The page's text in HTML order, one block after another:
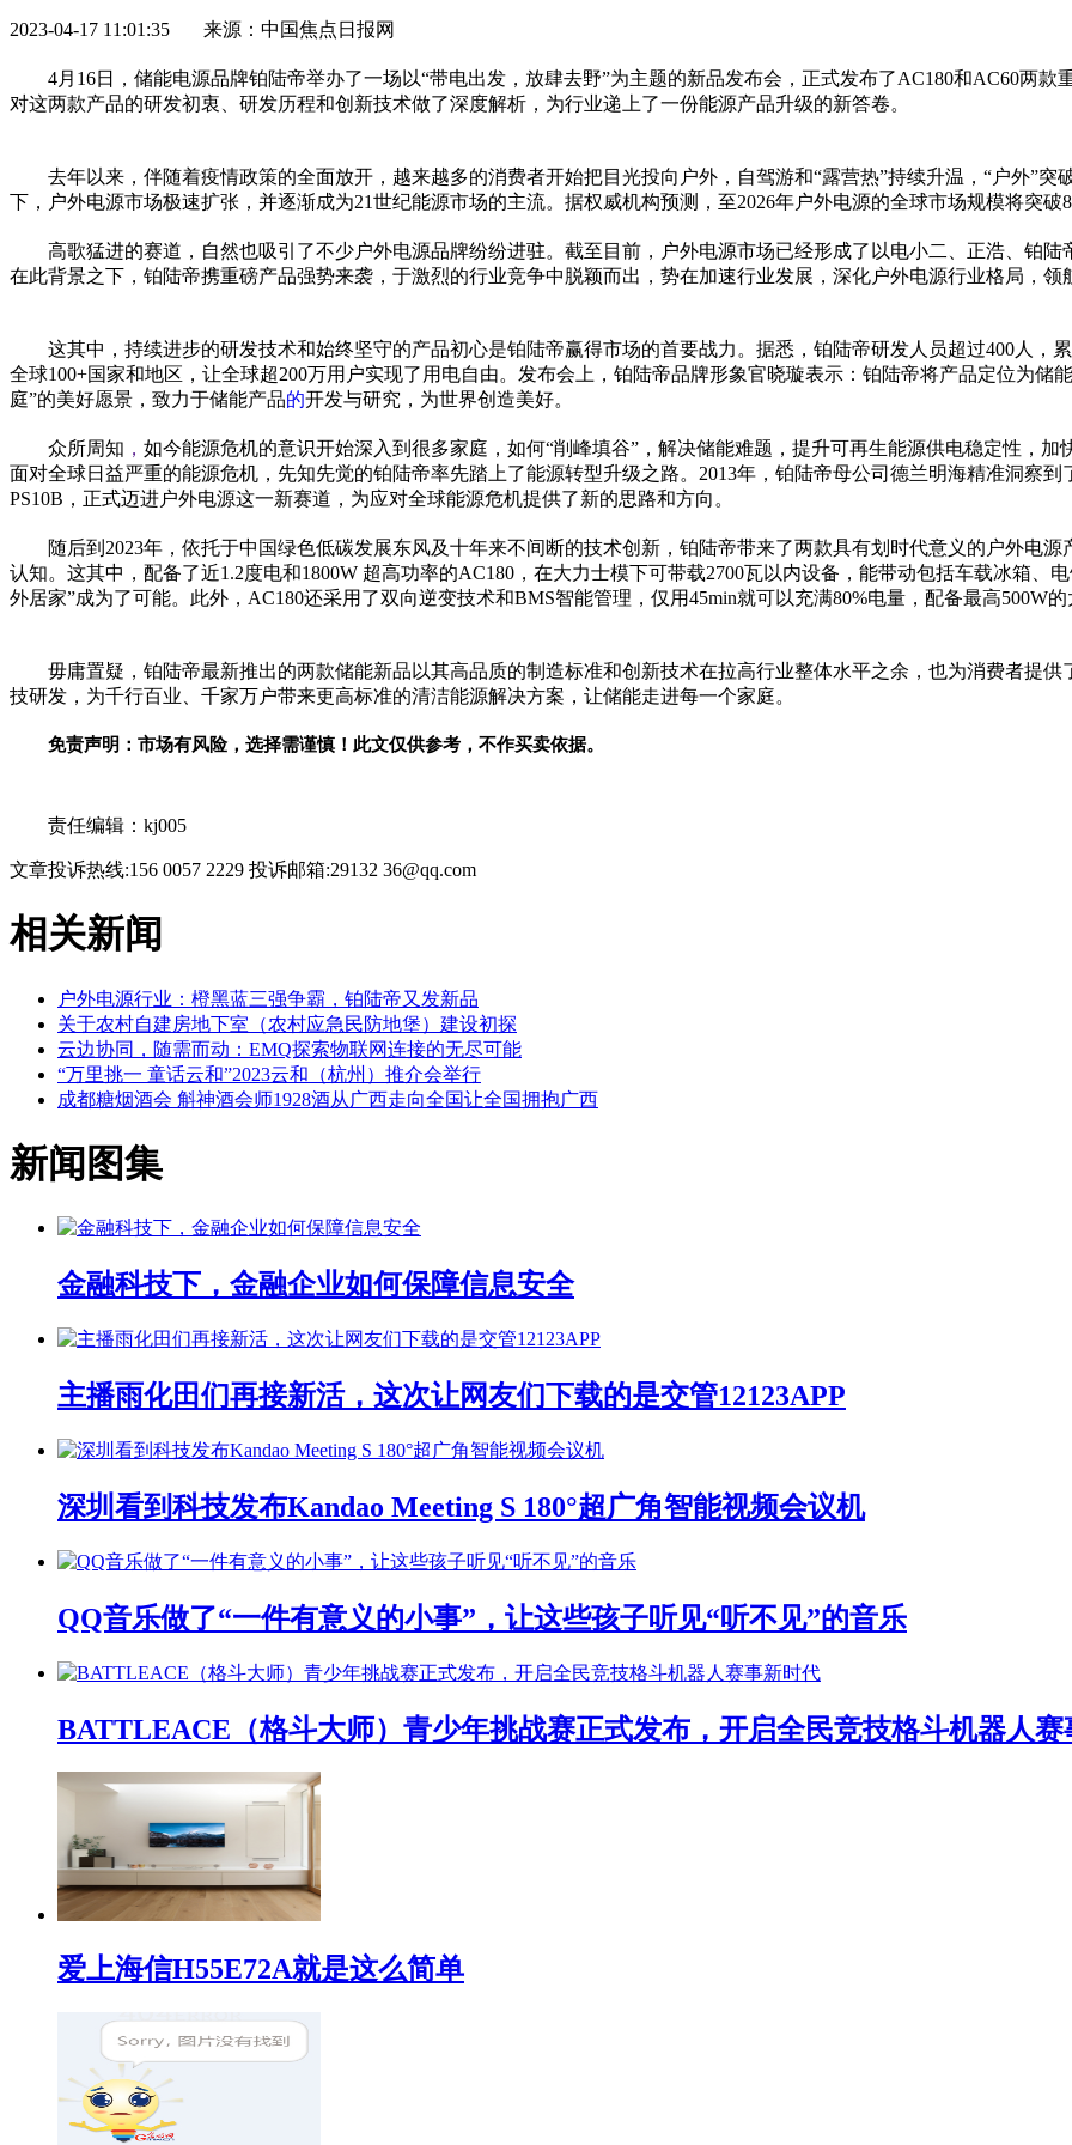
2023-04-17 11:01:35 来源：中国焦点日报网
4月16日，储能电源品牌铂陆帝举办了一场以“带电出发，放肆去野”为主题的新品发布会，正式发布了AC180和AC60两
对这两款产品的研发初衷、研发历程和创新技术做了深度解析，为行业递上了一份能源产品升级的新答卷。
去年以来，伴随着疫情政策的全面放开，越来越多的消费者开始把目光投向户外，自驾游和“露营热”持续升温，“户外”
下，户外电源市场极速扩张，并逐渐成为21世纪能源市场的主流。据权威机构预测，至2026年户外电源的全球市场规模将突破
高歌猛进的赛道，自然也吸引了不少户外电源品牌纷纷进驻。截至目前，户外电源市场已经形成了以电小二、正浩、铂
在此背景之下，铂陆帝携重磅产品强势来袭，于激烈的行业竞争中脱颖而出，势在加速行业发展，深化户外电源行业格局，
这其中，持续进步的研发技术和始终坚守的产品初心是铂陆帝赢得市场的首要战力。据悉，铂陆帝研发人员超过400人，
全球100+国家和地区，让全球超200万用户实现了用电自由。发布会上，铂陆帝品牌形象官晓璇表示：铂陆帝将产品定位为储
庭”的美好愿景，致力于储能产品的开发与研究，为世界创造美好。
众所周知 ， 如今能源危机的意识开始深入到很多家庭，如何“削峰填谷”，解决储能难题，提升可再生能源供电稳定性 ，加
面对全球日益严重的能源危机 ，先知先觉的铂陆帝率先踏上了能源转型升级之路。2013年，铂陆帝母公司德兰明海精准洞察
PS10B，正式迈进户外电源这一新赛道，为应对全球能源危机提供了新的思路和方向。
随后到2023年，依托于中国绿色低碳发展东风及十年来不间断的技术创新，铂陆帝带来了两款具有划时代意义的户外电
认知。这其中，配备了近1.2度电和1800W 超高功率的AC180，在大力士模下可带载2700瓦以内设备，能带动包括车载冰箱、
外居家”成为了可能。此外，AC180还采用了双向逆变技术和BMS智能管理，仅用45min就可以充满80%电量，配备最高500W
毋庸置疑，铂陆帝最新推出的两款储能新品以其高品质的制造标准和创新技术在拉高行业整体水平之余，也为消费者提供
技研发，为千行百业、千家万户带来更高标准的清洁能源解决方案，让储能走进每一个家庭。
免责声明：市场有风险，选择需谨慎！此文仅供参考，不作买卖依据。
责任编辑：kj005
文章投诉热线:156 0057 2229 投诉邮箱:29132 36@qq.com
相关新闻
户外电源行业：橙黑蓝三强争霸，铂陆帝又发新品
关于农村自建房地下室（农村应急民防地堡）建设初探
云边协同，随需而动：EMQ探索物联网连接的无尽可能
“万里挑一 童话云和”2023云和（杭州）推介会举行
成都糖烟酒会 斛神酒会师1928酒从广西走向全国让全国拥抱广西
新闻图集
金融科技下，金融企业如何保障信息安全
主播雨化田们再接新活，这次让网友们下载的是交管12123APP
深圳看到科技发布Kandao Meeting S 180°超广角智能视频会议机
QQ音乐做了“一件有意义的小事”，让这些孩子听见“听不见”的音乐
BATTLEACE（格斗大师）青少年挑战赛正式发布，开启全民竞技格斗机器人赛
爱上海信H55E72A就是这么简单